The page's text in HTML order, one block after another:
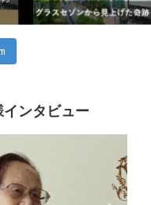
インタビュー